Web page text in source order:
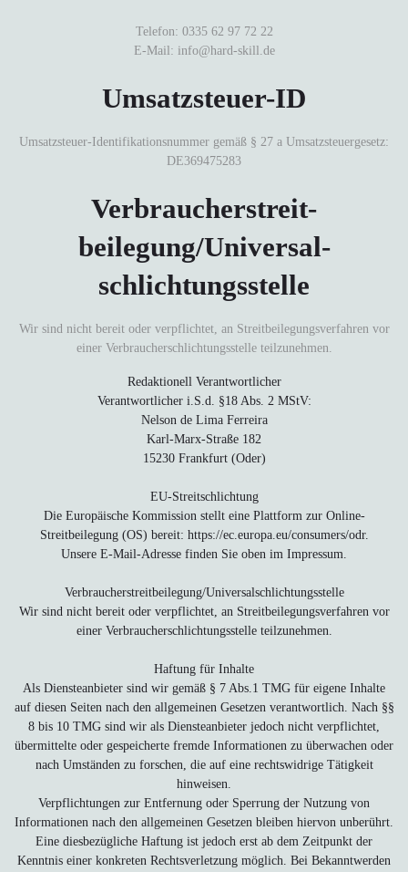
Telefon: 0335 62 97 72 22
E-Mail: info@hard-skill.de
Umsatzsteuer-ID
Umsatzsteuer-Identifikationsnummer gemäß § 27 a Umsatzsteuergesetz:
DE369475283
Verbraucher­streit­
beilegung/Universal­
schlichtungs­stelle
Wir sind nicht bereit oder verpflichtet, an Streitbeilegungsverfahren vor
einer Verbraucherschlichtungsstelle teilzunehmen.
Redaktionell Verantwortlicher
Verantwortlicher i.S.d. §18 Abs. 2 MStV:
Nelson de Lima Ferreira
Karl-Marx-Straße 182
15230 Frankfurt (Oder)
EU-Streitschlichtung
Die Europäische Kommission stellt eine Plattform zur Online-
Streitbeilegung (OS) bereit: https://ec.europa.eu/consumers/odr.
Unsere E-Mail-Adresse finden Sie oben im Impressum.
Verbraucher­streit­beilegung/Universal­schlichtungs­stelle
Wir sind nicht bereit oder verpflichtet, an Streitbeilegungsverfahren vor
einer Verbraucherschlichtungsstelle teilzunehmen.
Haftung für Inhalte
Als Diensteanbieter sind wir gemäß § 7 Abs.1 TMG für eigene Inhalte
auf diesen Seiten nach den allgemeinen Gesetzen verantwortlich. Nach §§
8 bis 10 TMG sind wir als Diensteanbieter jedoch nicht verpflichtet,
übermittelte oder gespeicherte fremde Informationen zu überwachen oder
nach Umständen zu forschen, die auf eine rechtswidrige Tätigkeit
hinweisen.
Verpflichtungen zur Entfernung oder Sperrung der Nutzung von
Informationen nach den allgemeinen Gesetzen bleiben hiervon unberührt.
Eine diesbezügliche Haftung ist jedoch erst ab dem Zeitpunkt der
Kenntnis einer konkreten Rechtsverletzung möglich. Bei Bekanntwerden